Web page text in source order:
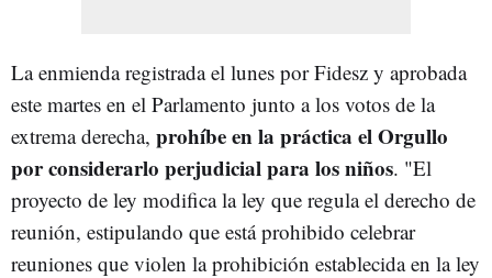
La enmienda registrada el lunes por Fidesz y aprobada
este martes en el Parlamento junto a los votos de la
extrema derecha, prohíbe en la práctica el Orgullo
por considerarlo perjudicial para los niños. "El
proyecto de ley modifica la ley que regula el derecho de
reunión, estipulando que está prohibido celebrar
reuniones que violen la prohibición establecida en la ley